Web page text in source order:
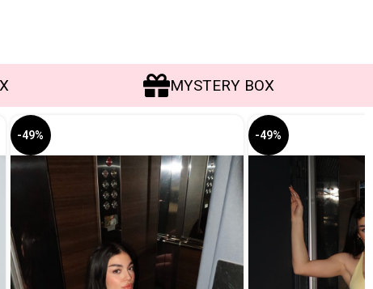
MYSTERY BOX
-49% -49%